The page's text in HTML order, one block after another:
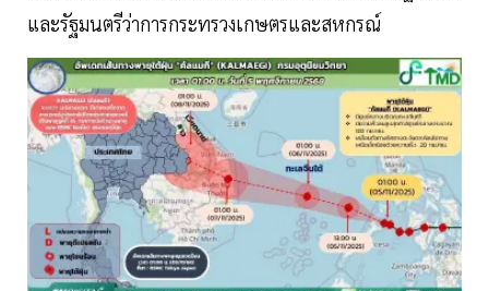
และรัฐมนตรีว่าการกระทรวงเกษตรและสหกรณ์